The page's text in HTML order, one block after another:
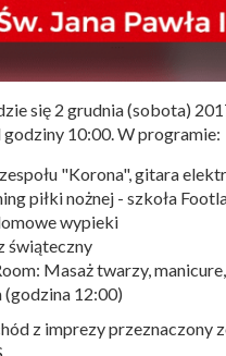
się 2 grudnia (sobota)
godziny 10:00. W programie:
"Korona", gitara
piłki nożnej - szkoła
wypieki
świąteczny
Masaż twarzy,
(godzina 12:00)
z imprezy przeznaczony